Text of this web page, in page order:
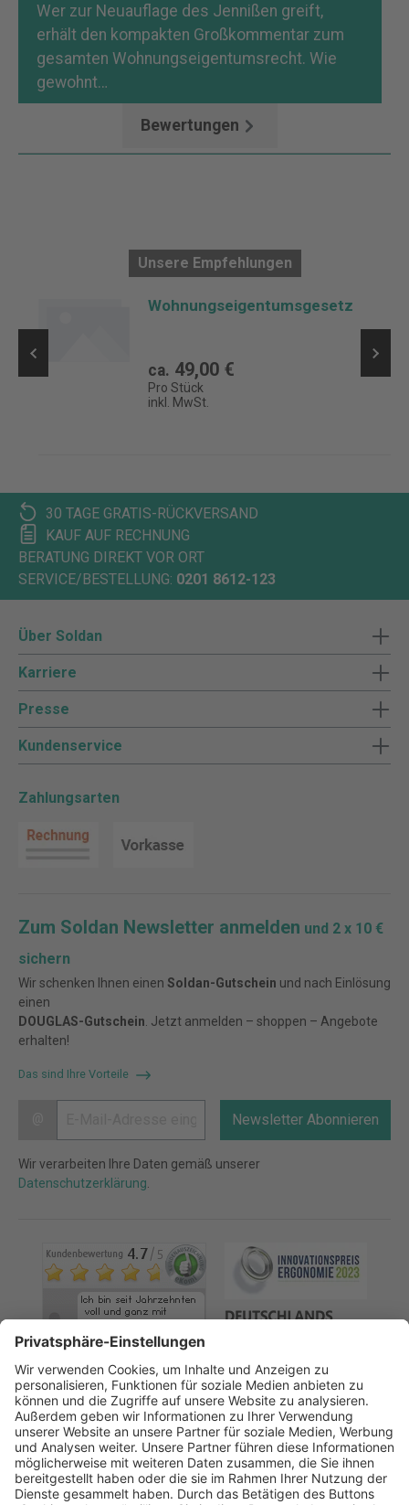
Wer zur Neuauflage des Jennißen greift,
erhält den kompakten Großkommentar zum
gesamten Wohnungseigentumsrecht. Wie
gewohnt…
Bewertungen
Unsere Empfehlungen
Wohnungseigentumsgesetz
ca. 49,00 €
Pro Stück
inkl. MwSt.
30 TAGE GRATIS-RÜCKVERSAND
KAUF AUF RECHNUNG
BERATUNG DIREKT VOR ORT
SERVICE/BESTELLUNG: 0201 8612-123
Über Soldan
Karriere
Presse
Kundenservice
Zahlungsarten
Zum Soldan Newsletter anmelden und 2 x 10 €
sichern
Wir schenken Ihnen einen Soldan-Gutschein und nach Einlösung
einen
DOUGLAS-Gutschein . Jetzt anmelden – shoppen – Angebote
erhalten!
Das sind Ihre Vorteile
Newsletter Abonnieren
Wir verarbeiten Ihre Daten gemäß unserer
Datenschutzerklärung